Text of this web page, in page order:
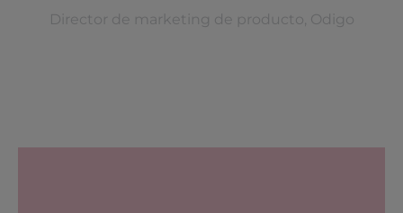
Director de marketing de producto, Odigo